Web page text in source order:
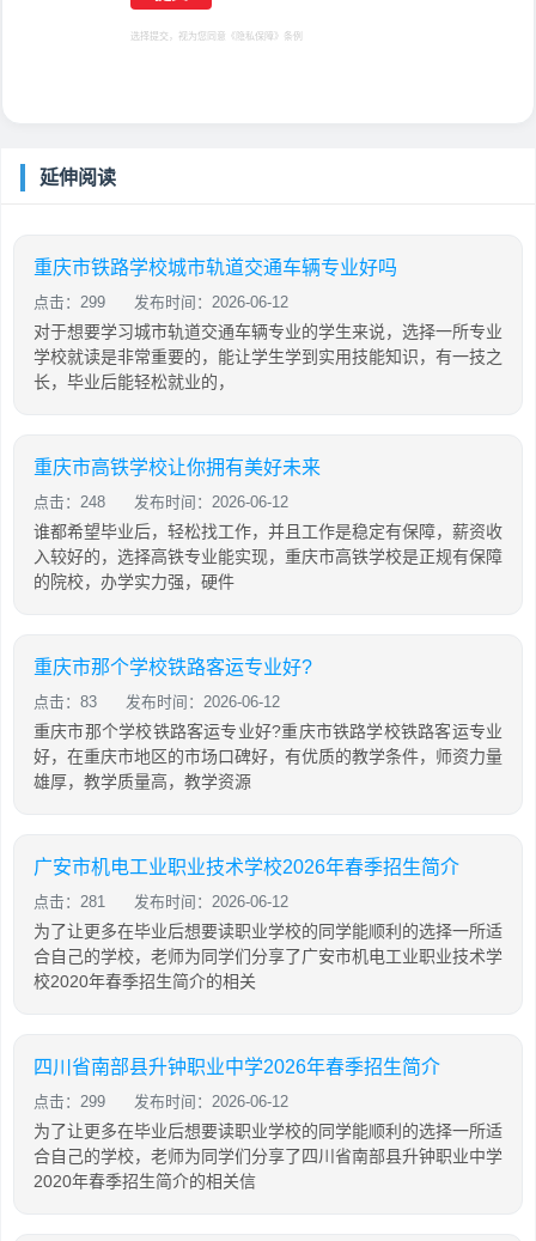
选择提交，视为您同意 《隐私保障》 条例
延伸阅读
重庆市铁路学校城市轨道交通车辆专业好吗
点击：299 发布时间：2026-06-12
对于想要学习城市轨道交通车辆专业的学生来说，选择一所专业
学校就读是非常重要的，能让学生学到实用技能知识，有一技之
长，毕业后能轻松就业的，
重庆市高铁学校让你拥有美好未来
点击：248 发布时间：2026-06-12
谁都希望毕业后，轻松找工作，并且工作是稳定有保障，薪资收
入较好的，选择高铁专业能实现，重庆市高铁学校是正规有保障
的院校，办学实力强，硬件
重庆市那个学校铁路客运专业好?
点击：83 发布时间：2026-06-12
重庆市那个学校铁路客运专业好?重庆市铁路学校铁路客运专业
好，在重庆市地区的市场口碑好，有优质的教学条件，师资力量
雄厚，教学质量高，教学资源
广安市机电工业职业技术学校2026年春季招生简介
点击：281 发布时间：2026-06-12
为了让更多在毕业后想要读职业学校的同学能顺利的选择一所适
合自己的学校，老师为同学们分享了广安市机电工业职业技术学
校2020年春季招生简介的相关
四川省南部县升钟职业中学2026年春季招生简介
点击：299 发布时间：2026-06-12
为了让更多在毕业后想要读职业学校的同学能顺利的选择一所适
合自己的学校，老师为同学们分享了四川省南部县升钟职业中学
2020年春季招生简介的相关信